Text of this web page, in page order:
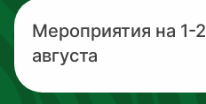
Мероприятия на 1-2
августа